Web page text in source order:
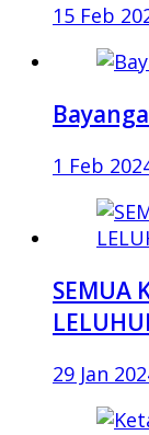
15 Feb
1 Feb
SEMUA
29 Jan